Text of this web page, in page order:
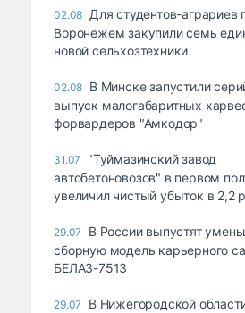
02.08 Для студентов-аграриев
Воронежем закупили семь
новой сельхозтехники
02.08 В Минске запустили
выпуск малогабаритных
форвардеров "Амкодор"
31.07
"Туймазинский завод
автобетоновозов" в первом
увеличил чистый убыток в 2,2
29.07
В России выпустят
сборную модель карьерного
БЕЛАЗ-7513
29.07
В Нижегородской